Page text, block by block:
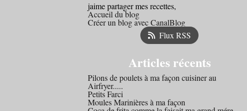
jaime partager mes recettes,
Accueil du blog
Créer un blog avec CanalBlog
Flux RSS
Articles récents
Pilons de poulets à ma façon cuisiner au
Airfryer.....
Petits Farci
Moules Marinières à ma façon